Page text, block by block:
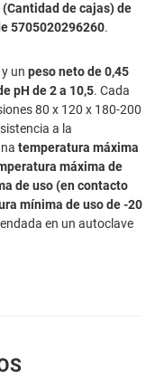
de cajas) de
5705020296260.
y un peso neto de 0,45
pH de 2 a 10,5. Cada
80 x 120 x 180-200
a la
temperatura máxima
máxima de
de uso (en contacto
mínima de uso de -20
en un autoclave